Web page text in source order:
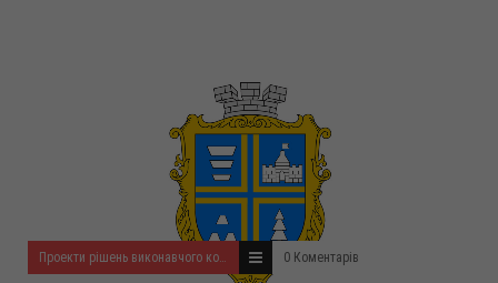
Проекти рішень виконавчого комітету на березень 2024 року 0 Коментарів